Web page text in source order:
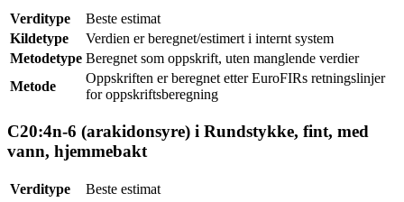
Verditype
Beste estimat
Kildetype
Verdien er beregnet/estimert i internt system
Metodetype Beregnet som oppskrift, uten manglende verdier
Metode
Oppskriften er beregnet etter EuroFIRs retningslinjer
for oppskriftsberegning
C20:4n-6 (arakidonsyre) i Rundstykke, fint, med
vann, hjemmebakt
Verditype
Beste estimat